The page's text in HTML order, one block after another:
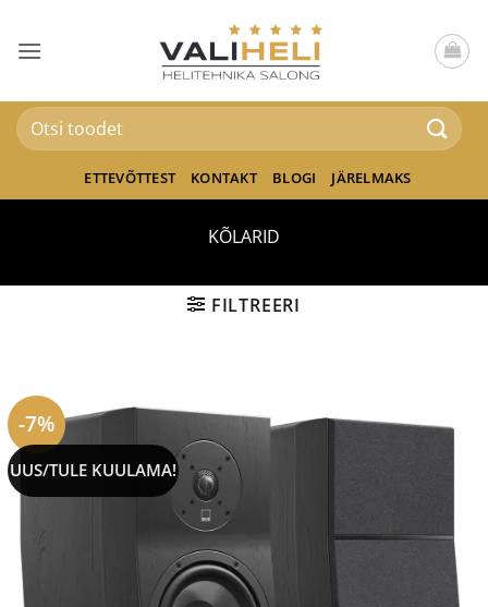
content
Otsi:
ETTEVÕTTEST KONTAKT BLOGI JÄRELMAKS
KÕLARID
FILTREERI
-7%
UUS/TULE KUULAMA!